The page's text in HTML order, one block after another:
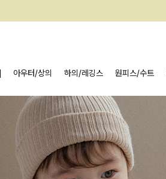
아우터/상의 하의/레깅스 원피스/수트